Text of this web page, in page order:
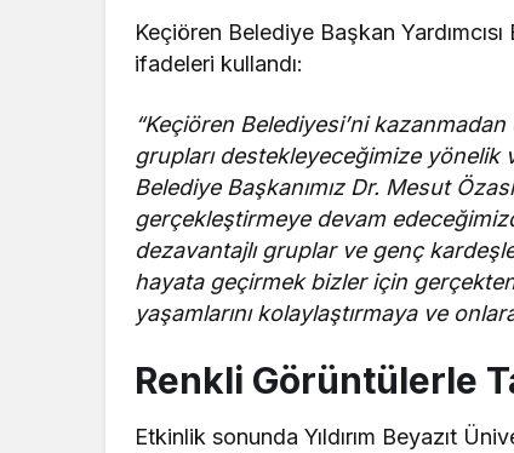
Keçiören Belediye Başkan
ifadeleri kullandı:
“Keçiören Belediyesi’ni kazanmadan
grupları destekleyeceğimize
Belediye Başkanımız Dr. Mesut
gerçekleştirmeye devam
dezavantajlı gruplar ve genç
hayata geçirmek bizler için
yaşamlarını kolaylaştırmaya ve
Renkli Görüntülerle
Etkinlik sonunda Yıldırım Beyazıt